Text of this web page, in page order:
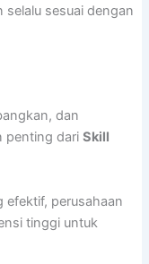
sesuai dengan
dan
penting dari Skill
efektif, perusahaan
tinggi untuk